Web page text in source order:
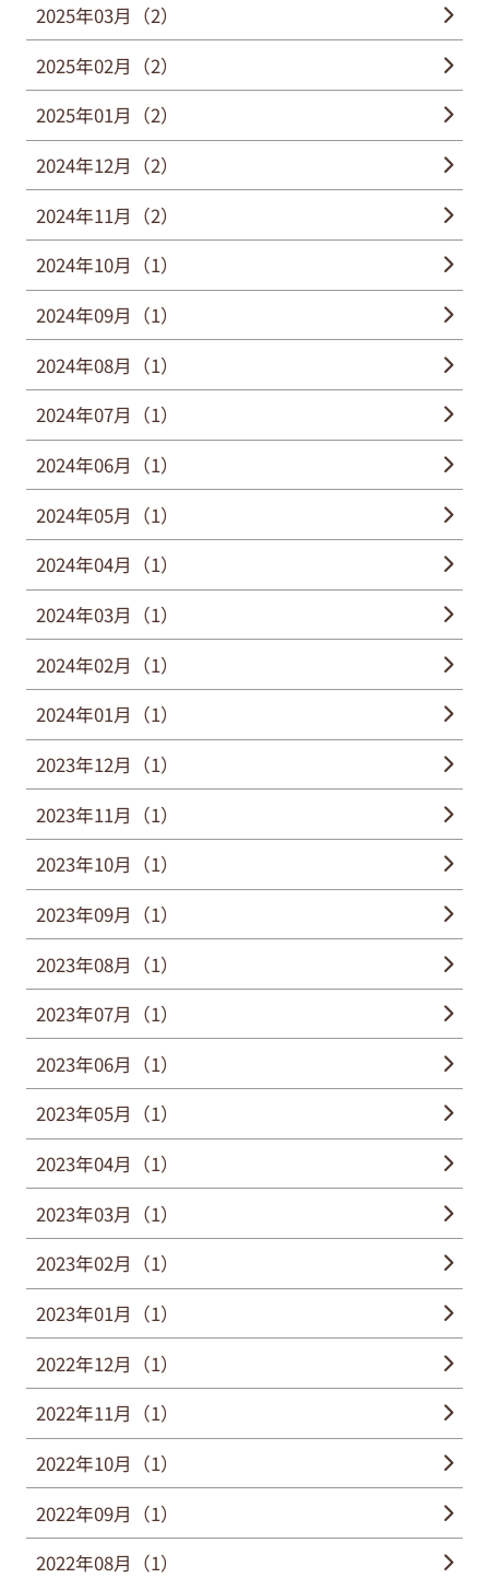
2025年03月（2）
2025年02月（2）
2025年01月（2）
2024年12月（2）
2024年11月（2）
2024年10月（1）
2024年09月（1）
2024年08月（1）
2024年07月（1）
2024年06月（1）
2024年05月（1）
2024年04月（1）
2024年03月（1）
2024年02月（1）
2024年01月（1）
2023年12月（1）
2023年11月（1）
2023年10月（1）
2023年09月（1）
2023年08月（1）
2023年07月（1）
2023年06月（1）
2023年05月（1）
2023年04月（1）
2023年03月（1）
2023年02月（1）
2023年01月（1）
2022年12月（1）
2022年11月（1）
2022年10月（1）
2022年09月（1）
2022年08月（1）